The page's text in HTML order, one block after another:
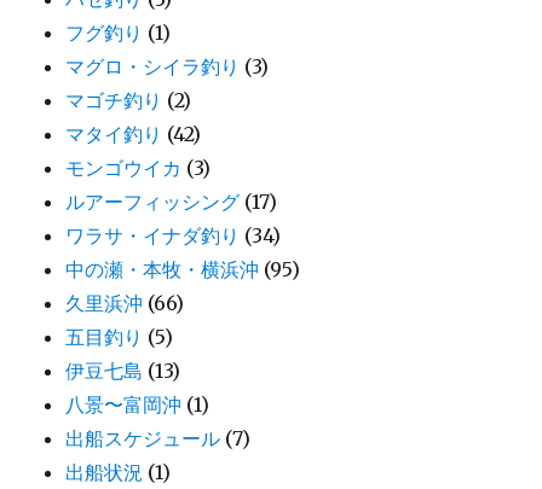
フグ釣り (1)
マグロ・シイラ釣り (3)
マゴチ釣り (2)
マタイ釣り (42)
モンゴウイカ (3)
ルアーフィッシング (17)
ワラサ・イナダ釣り (34)
中の瀬・本牧・横浜沖 (95)
久里浜沖 (66)
五目釣り (5)
伊豆七島 (13)
八景〜富岡沖 (1)
出船スケジュール (7)
出船状況 (1)